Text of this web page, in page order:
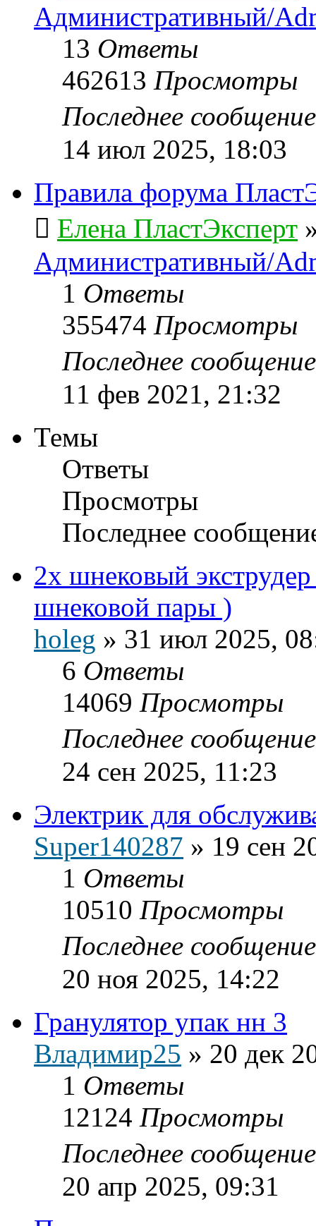
Административный/
13 Ответы
462613 Просмотры
Последнее
14 июл 2025, 18:03
Правила форума
Елена ПластЭксперт
Административный/
1 Ответы
355474 Просмотры
Последнее
11 фев 2021, 21:32
Темы
Ответы
Просмотры
Последнее
2х шнековый
шнековой пары )
holeg » 31 июл 2025,
6 Ответы
14069 Просмотры
Последнее
24 сен 2025, 11:23
Электрик для
Super140287 » 19 сен
1 Ответы
10510 Просмотры
Последнее
20 ноя 2025, 14:22
Гранулятор упак нн 3
Владимир25 » 20 дек
1 Ответы
12124 Просмотры
Последнее
20 апр 2025, 09:31